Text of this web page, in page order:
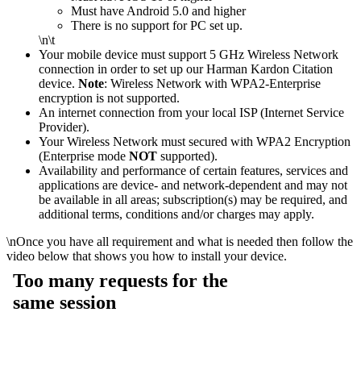
Must have Android 5.0 and higher
There is no support for PC set up.
\n\t
Your mobile device must support 5 GHz Wireless Network
connection in order to set up our Harman Kardon Citation
device. Note: Wireless Network with WPA2-Enterprise
encryption is not supported.
An internet connection from your local ISP (Internet Service
Provider).
Your Wireless Network must secured with WPA2 Encryption
(Enterprise mode NOT supported).
Availability and performance of certain features, services and
applications are device- and network-dependent and may not
be available in all areas; subscription(s) may be required, and
additional terms, conditions and/or charges may apply.
\nOnce you have all requirement and what is needed then follow the
video below that shows you how to install your device.